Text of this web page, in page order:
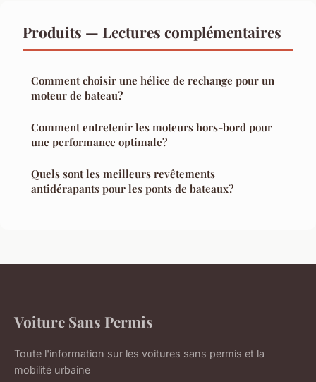
Produits — Lectures complémentaires
Comment choisir une hélice de rechange pour un
moteur de bateau?
Comment entretenir les moteurs hors-bord pour
une performance optimale?
Quels sont les meilleurs revêtements
antidérapants pour les ponts de bateaux?
Voiture Sans Permis
Toute l'information sur les voitures sans permis et la
mobilité urbaine